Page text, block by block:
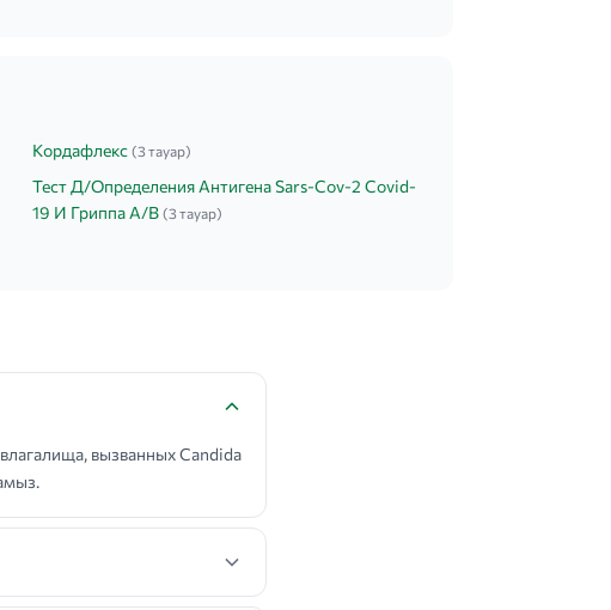
Кордафлекс (3 тауар)
Тест Д/Определения Антигена Sars-Cov-2 Covid-
19 И Гриппа А/В (3 тауар)
вызванных Candida